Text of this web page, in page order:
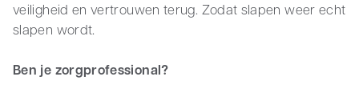
veiligheid en vertrouwen terug. Zodat slapen weer echt
slapen wordt.
Ben je zorgprofessional?